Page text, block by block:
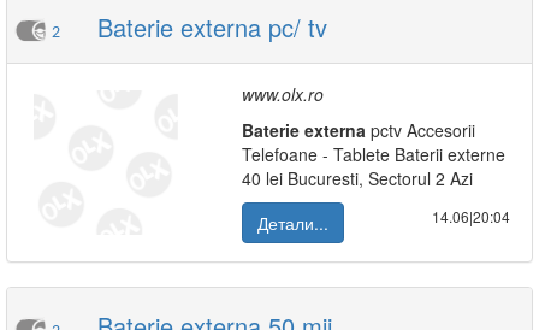
2 Baterie externa pc/ tv
www.olx.ro
Baterie externa pctv Accesorii
Telefoane - Tablete Baterii externe
40 lei Bucuresti, Sectorul 2 Azi
Детали...
14.06|20:04